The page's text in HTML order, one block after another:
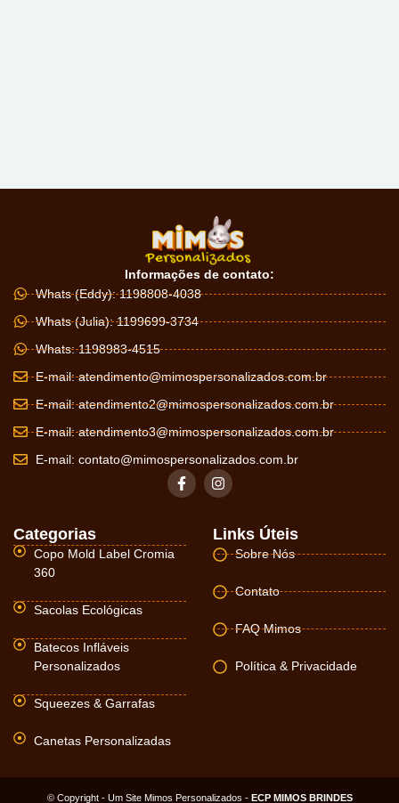
Informações de contato:
Whats (Eddy): 1198808-4038
Whats (Julia): 1199699-3734
Whats: 1198983-4515
E-mail:atendimento@mimospersonalizados.com.br
E-mail:atendimento2@mimospersonalizados.com.br
E-mail:atendimento3@mimospersonalizados.com.br
E-mail: contato@mimospersonalizados.com.br
Categorias
Copo Mold Label Cromia
360
Sacolas Ecológicas
Batecos Infláveis
Personalizados
Squeezes & Garrafas
Canetas Personalizadas
Links Úteis
Sobre Nós
Contato
FAQ Mimos
Política & Privacidade
© Copyright - Um Site Mimos Personalizados - ECP MIMOS BRINDES